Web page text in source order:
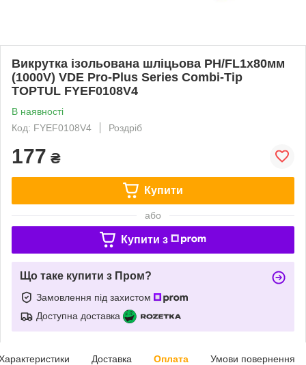
Викрутка ізольована шліцьова PH/FL1x80мм
(1000V) VDE Pro-Plus Series Combi-Tip
TOPTUL FYEF0108V4
В наявності
Код: FYEF0108V4
Роздріб
177 ₴
Купити
або
Купити з
Що таке купити з Пром?
Замовлення під захистом
Доступна доставка
Доставка Оплата Умови повернення